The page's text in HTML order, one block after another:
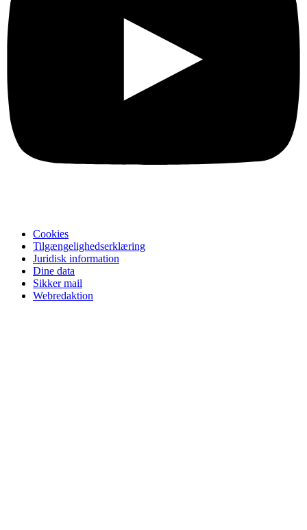
Cookies
Tilgængelighedserklæring
Juridisk information
Dine data
Sikker mail
Webredaktion